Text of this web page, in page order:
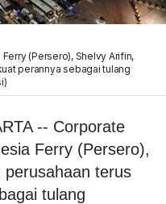
(Persero), Shelvy Arifin,
perannya sebagai tulang
-- Corporate
Ferry (Persero),
perusahaan terus
tulang